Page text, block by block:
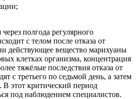
полгода регулярного
с телом после отказа от
действующее вещество марихуаны
клетках организма, концентрация
тяжёлые последствия отказа от
с третьего по седьмой день, а затем
В этот критический период
под наблюдением специалистов.